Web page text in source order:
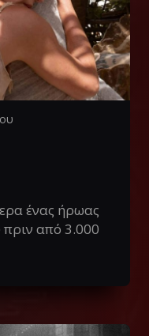
ένας ήρωας
πριν από 3.000